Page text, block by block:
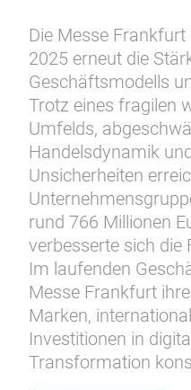
Die Messe
2025 erneut die
Geschäftsmodells
Trotz eines fragilen
Umfelds,
Handelsdynamik
Unsicherheiten
rund 766 Millionen
verbesserte sich die
Im laufenden
Messe Frankfurt
Marken,
Investitionen in
Transformation